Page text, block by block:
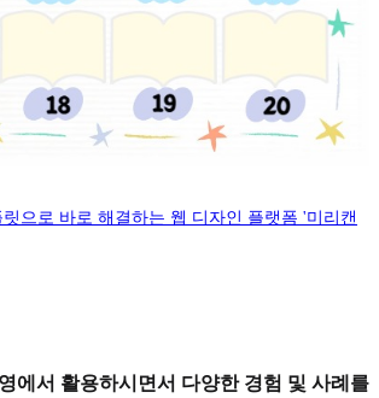
으로 바로 해결하는 웹 디자인 플랫폼 '미리캔
에서 활용하시면서 다양한 경험 및 사례를